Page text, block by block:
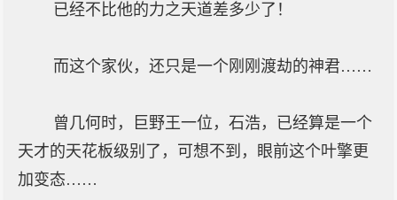
已经不比他的力之天道差多少了！
而这个家伙，还只是一个刚刚渡劫的神君……
曾几何时，巨野王一位，石浩，已经算是一个
天才的天花板级别了，可想不到，眼前这个叶擎更
加变态……